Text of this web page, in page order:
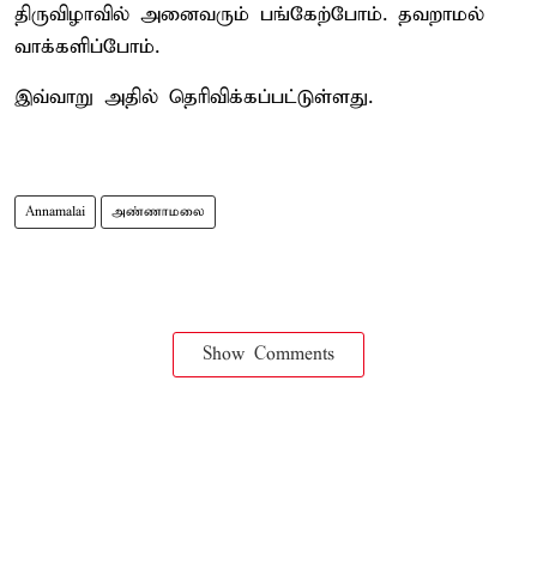
திருவிழாவில் அனைவரும் பங்கேற்போம். தவறாமல்
வாக்களிப்போம்.
இவ்வாறு அதில் தெரிவிக்கப்பட்டுள்ளது.
Annamalai அண்ணாமலை
Show Comments